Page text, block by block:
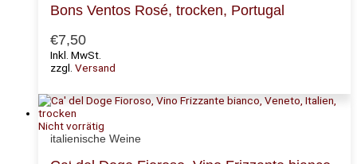
Bons Ventos Rosé, trocken, Portugal
€7,50
Inkl. MwSt.
zzgl. Versand
Nicht vorrätig
italienische Weine